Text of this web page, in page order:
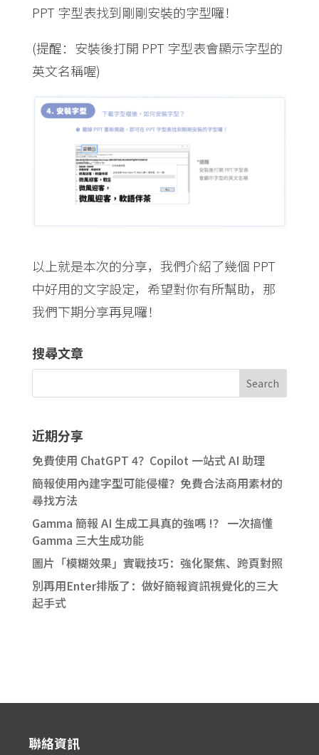
PPT 字型表找到剛剛安裝的字型囉！
(提醒：安裝後打開 PPT 字型表會顯示字型的
英文名稱喔)
以上就是本次的分享，我們介紹了幾個 PPT
中好用的文字設定，希望對你有所幫助，那
我們下期分享再見囉！
搜尋文章
近期分享
免費使用 ChatGPT 4？Copilot 一站式 AI 助理
簡報使用內建字型可能侵權？免費合法商用素材的
尋找方法
Gamma 簡報 AI 生成工具真的強嗎 !？ 一次搞懂
Gamma 三大生成功能
圖片「模糊效果」實戰技巧：強化聚焦、跨頁對照
別再用Enter排版了：做好簡報資訊視覺化的三大
起手式
聯絡資訊